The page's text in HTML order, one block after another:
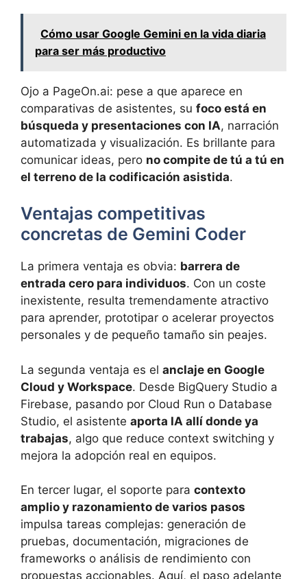
Cómo usar Google Gemini en la vida diaria
para ser más productivo
Ojo a PageOn.ai: pese a que aparece en
comparativas de asistentes, su foco está en
búsqueda y presentaciones con IA, narración
automatizada y visualización. Es brillante para
comunicar ideas, pero no compite de tú a tú en
el terreno de la codificación asistida.
Ventajas competitivas
concretas de Gemini Coder
La primera ventaja es obvia: barrera de
entrada cero para individuos. Con un coste
inexistente, resulta tremendamente atractivo
para aprender, prototipar o acelerar proyectos
personales y de pequeño tamaño sin peajes.
La segunda ventaja es el anclaje en Google
Cloud y Workspace. Desde BigQuery Studio a
Firebase, pasando por Cloud Run o Database
Studio, el asistente aporta IA allí donde ya
trabajas, algo que reduce context switching y
mejora la adopción real en equipos.
En tercer lugar, el soporte para contexto
amplio y razonamiento de varios pasos
impulsa tareas complejas: generación de
pruebas, documentación, migraciones de
frameworks o análisis de rendimiento con
propuestas accionables. Aquí, el paso adelante